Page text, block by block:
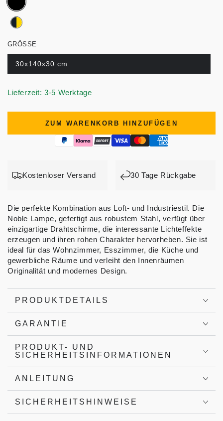
GRÖSSE
30x140x30 cm
Lieferzeit: 3-5 Werktage
ZUM WARENKORB HINZUFÜGEN
Kostenloser Versand 30 Tage Rückgabe
Die perfekte Kombination aus Loft- und Industriestil. Die
Noble Lampe, gefertigt aus robustem Stahl, verfügt über
einzigartige Drahtschirme, die interessante Lichteffekte
erzeugen und ihren rohen Charakter hervorheben. Sie ist
ideal für das Wohnzimmer, Esszimmer, die Küche und
gewerbliche Räume und verleiht den Innenräumen
Originalität und modernes Design.
PRODUKTDETAILS
GARANTIE
PRODUKT- UND
SICHERHEITSINFORMATIONEN
ANLEITUNG
SICHERHEITSHINWEISE